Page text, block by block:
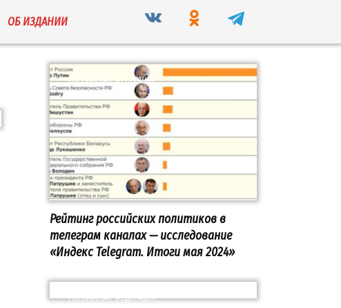
ОБ ИЗДАНИИ
РОССИЙСКАЯ ФЕДЕРАЦИЯ
Рейтинг российских политиков в
телеграм каналах — исследование
«Индекс Telegram. Итоги мая 2024»
РОССИЙСКАЯ ФЕДЕРАЦИЯ